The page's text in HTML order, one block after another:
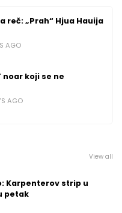
reč: „Prah“ Hjua Hauija
AGO
noar koji se ne
AGO
View all
Karpenterov strip u
petak